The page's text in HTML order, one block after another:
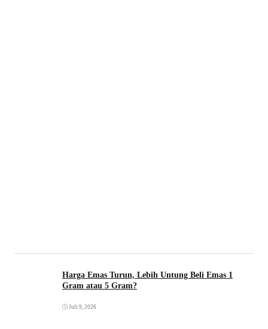
Harga Emas Turun, Lebih Untung Beli Emas 1
Gram atau 5 Gram?
Juli 9, 2026